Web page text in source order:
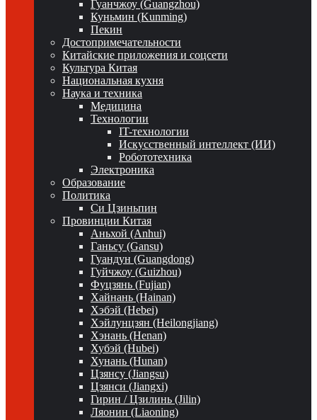
Гуанчжоу (Guangzhou)
Куньмин (Kunming)
Пекин
Достопримечательности
Китайские приложения и соцсети
Культура Китая
Национальная кухня
Наука и техника
Медицина
Технологии
IT-технологии
Искусственный интеллект (ИИ)
Робототехника
Электроника
Образование
Политика
Си Цзиньпин
Провинции Китая
Аньхой (Anhui)
Ганьсу (Gansu)
Гуандун (Guangdong)
Гуйчжоу (Guizhou)
Фуцзянь (Fujian)
Хайнань (Hainan)
Хэбэй (Hebei)
Хэйлунцзян (Heilongjiang)
Хэнань (Henan)
Хубэй (Hubei)
Хунань (Hunan)
Цзянсу (Jiangsu)
Цзянси (Jiangxi)
Гирин / Цзилинь (Jilin)
Ляонин (Liaoning)